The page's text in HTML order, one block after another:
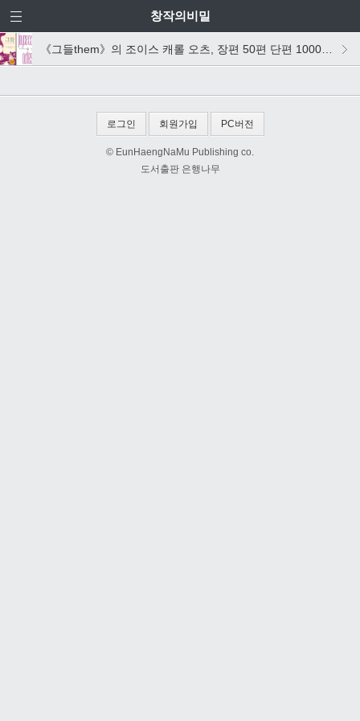
창작의비밀
《그들them》의 조이스 캐롤 오츠, 장편 50편 단편 1000편의 위엄
로그인 회원가입 PC버전
© EunHaengNaMu Publishing co.
도서출판 은행나무